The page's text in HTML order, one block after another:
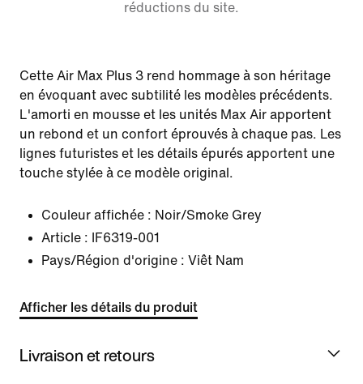
réductions du site.
Cette Air Max Plus 3 rend hommage à son héritage
en évoquant avec subtilité les modèles précédents.
L'amorti en mousse et les unités Max Air apportent
un rebond et un confort éprouvés à chaque pas. Les
lignes futuristes et les détails épurés apportent une
touche stylée à ce modèle original.
Couleur affichée : Noir/Smoke Grey
Article :
IF6319-001
Pays/Région d'origine : Viêt Nam
Afficher les détails du produit
Livraison et retours